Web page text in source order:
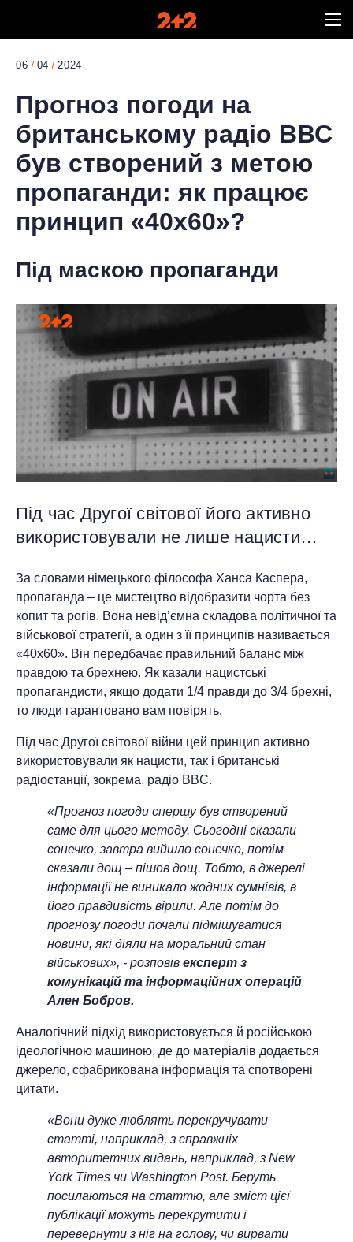
06 04 2024
Прогноз погоди на
британському радіо ВВС
був створений з метою
пропаганди: як працює
принцип «40х60»?
Під маскою пропаганди
Під час Другої світової його активно
використовували не лише нацисти…
За словами німецького філософа Ханса Каспера,
пропаганда – це мистецтво відобразити чорта без
копит та рогів. Вона невід’ємна складова політичної та
військової стратегії, а один з її принципів називається
«40х60». Він передбачає правильний баланс між
правдою та брехнею. Як казали нацистські
пропагандисти, якщо додати 1/4 правди до 3/4 брехні,
то люди гарантовано вам повірять.
Під час Другої світової війни цей принцип активно
використовували як нацисти, так і британські
радіостанції, зокрема, радіо BBC.
«Прогноз погоди спершу був створений
саме для цього методу. Сьогодні сказали
сонечко, завтра вийшло сонечко, потім
сказали дощ – пішов дощ. Тобто, в джерелі
інформації не виникало жодних сумнівів, в
його правдивість вірили. Але потім до
прогнозу погоди почали підмішуватися
новини, які діяли на моральний стан
військових», - розповів експерт з
комунікацій та інформаційних операцій
Ален Бобров.
Аналогічний підхід використовується й російською
ідеологічною машиною, де до матеріалів додається
джерело, сфабрикована інформація та спотворені
цитати.
«Вони дуже люблять перекручувати
статті, наприклад, з справжніх
авторитетних видань, наприклад, з New
York Times чи Washington Post. Беруть
посилаються на статтю, але зміст цієї
публікації можуть перекрутити і
перевернути з ніг на голову, чи вирвати